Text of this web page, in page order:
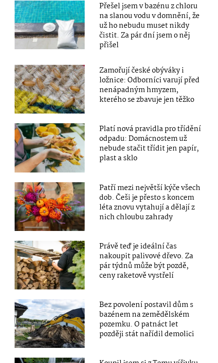
Přešel jsem v bazénu z chloru
na slanou vodu v domnění, že
už ho nebudu muset nikdy
čistit. Za pár dní jsem o něj
přišel
Zamořují české obýváky i
ložnice: Odborníci varují před
nenápadným hmyzem,
kterého se zbavuje jen těžko
Platí nová pravidla pro třídění
odpadu: Domácnostem už
nebude stačit třídit jen papír,
plast a sklo
Patří mezi největší kýče všech
dob. Češi je přesto s koncem
léta znovu vytahují a dělají z
nich chloubu zahrady
Právě teď je ideální čas
nakoupit palivové dřevo. Za
pár týdnů může být pozdě,
ceny raketově vystřelí
Bez povolení postavil dům s
bazénem na zemědělském
pozemku. O patnáct let
později stát nařídil demolici